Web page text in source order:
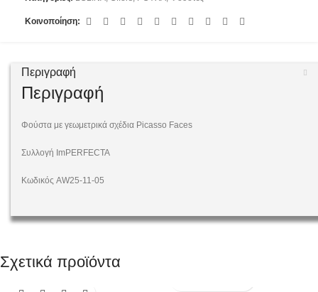
Κοινοποίηση:
Περιγραφή
Περιγραφή
Φούστα με γεωμετρικά σχέδια Picasso Faces
Συλλογή ImPERFECTA
Κωδικός AW25-11-05
Σχετικά προϊόντα